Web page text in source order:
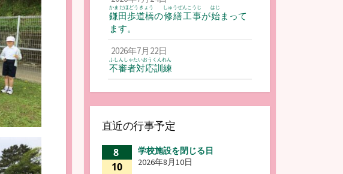
鎌田歩道橋
かまだほどうきょう
の修繕工事
しゅうぜんこうじ
が始
はじ
まって
ます。
2026年7月22日
不審者対応訓練
ふしんしゃたいおうくんれん
直近の行事予定
8
10
学校施設を閉じる日
2026年8月10日